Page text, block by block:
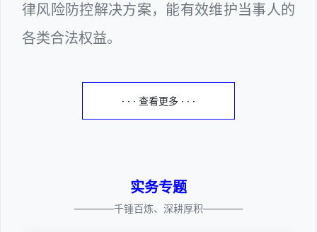
律风险防控解决方案，能有效维护当事人的
各类合法权益。
· · · 查看更多 · · ·
实务专题
————千锤百炼、深耕厚积————